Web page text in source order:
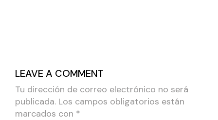
LEAVE A COMMENT
Tu dirección de correo electrónico no será
publicada. Los campos obligatorios están
marcados con *